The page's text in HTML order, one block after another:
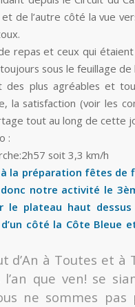
de l’autre côté la vue
repas et ceux qui étaient
sous le feuillage
des plus agréables et
la satisfaction (voir les
tout au long de cette
:
soit 3,3 km/h
la préparation fêtes de
notre activité le
le plateau haut
côté la Côte Bleue
d’An à Toutes et à
que ven! se
ne sommes pas